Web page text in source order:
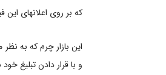
که بر روی اعلانهای
این بازار چرم که به
و با قرار دادن تبلیغ خود بر روی